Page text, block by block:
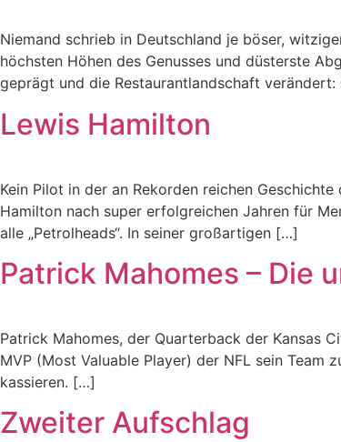
Niemand schrieb in Deutschland je böser,
höchsten Höhen des Genusses und düsterste
geprägt und die Restaurantlandschaft
Lewis Hamilton
Kein Pilot in der an Rekorden reichen
Hamilton nach super erfolgreichen Jahren für
alle „Petrolheads“. In seiner großartigen […]
Patrick Mahomes – Die
Patrick Mahomes, der Quarterback der Kansas
MVP (Most Valuable Player) der NFL sein
kassieren. […]
Zweiter Aufschlag